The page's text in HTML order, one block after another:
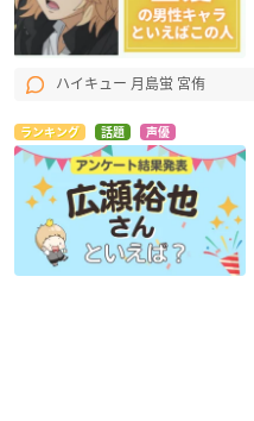
ハイキュー 月島蛍 宮侑
ランキング 話題 声優